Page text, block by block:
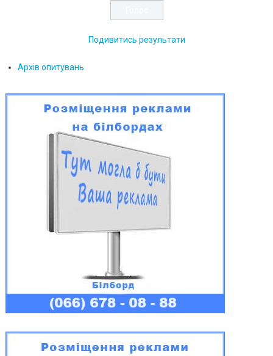
Подивитись результати
Архів опитувань